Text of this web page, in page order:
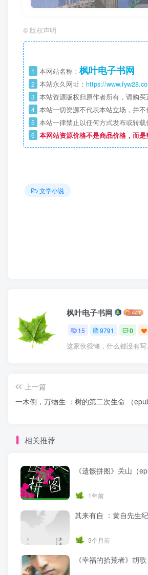
© 版权声明
1 本网站名称： 枫叶电子书网
2 本站永久网址： https://
3 本站资源版权归原作者所有，请购
4 本站一切资源不代表本站立场，并不
5 本站一律禁止以任何方式发布或转
6 本网站资源价格不是商品价格，而
文学小说
枫叶电子书网
15 9791 0
这家伙很懒，什么都没有
上一篇
一木倒，万物生 ：树的第二次生命 （
相关推荐
《遗骸拼图》关山（
1年前
其来有自 ：黄自先生
3个月前
《幸福的拾荒者》胡